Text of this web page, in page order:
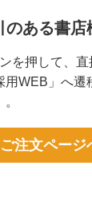
のある書店
を押して、直
用WEB」へ遷
ご注文ページ